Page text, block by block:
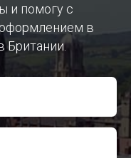
и помогу с
в
Британии.